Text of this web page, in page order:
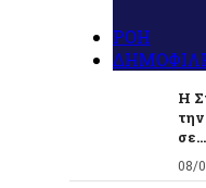
ΡΟΗ
Η
σε...
08/